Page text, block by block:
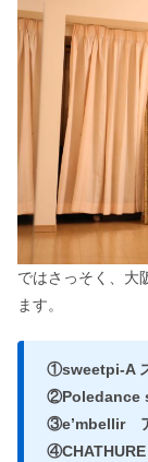
ではさっそく、大
ます。
①sweetpi-A
②Poledance
③e’mbellir